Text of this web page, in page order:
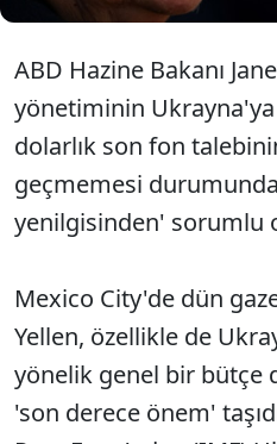
ABD Hazine Bakanı
yönetiminin
dolarlık son fon
geçmemesi
yenilgisinden' sorumlu
Mexico City'de dün
Yellen, özellikle de
yönelik genel bir bütçe
'son derece önem'